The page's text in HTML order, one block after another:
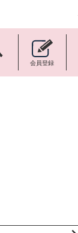
会員登録